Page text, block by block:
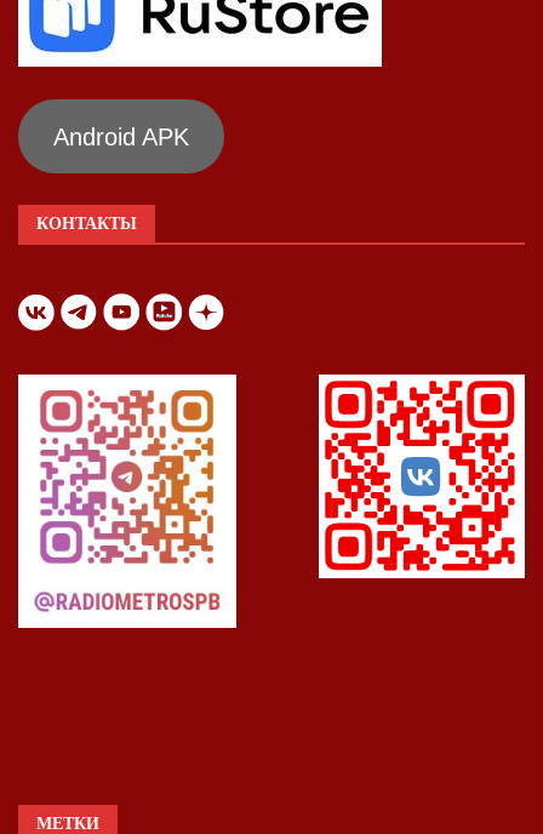
Android APK
КОНТАКТЫ
МЕТКИ